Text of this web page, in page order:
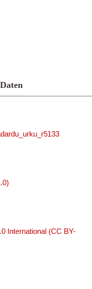
International (CC BY-